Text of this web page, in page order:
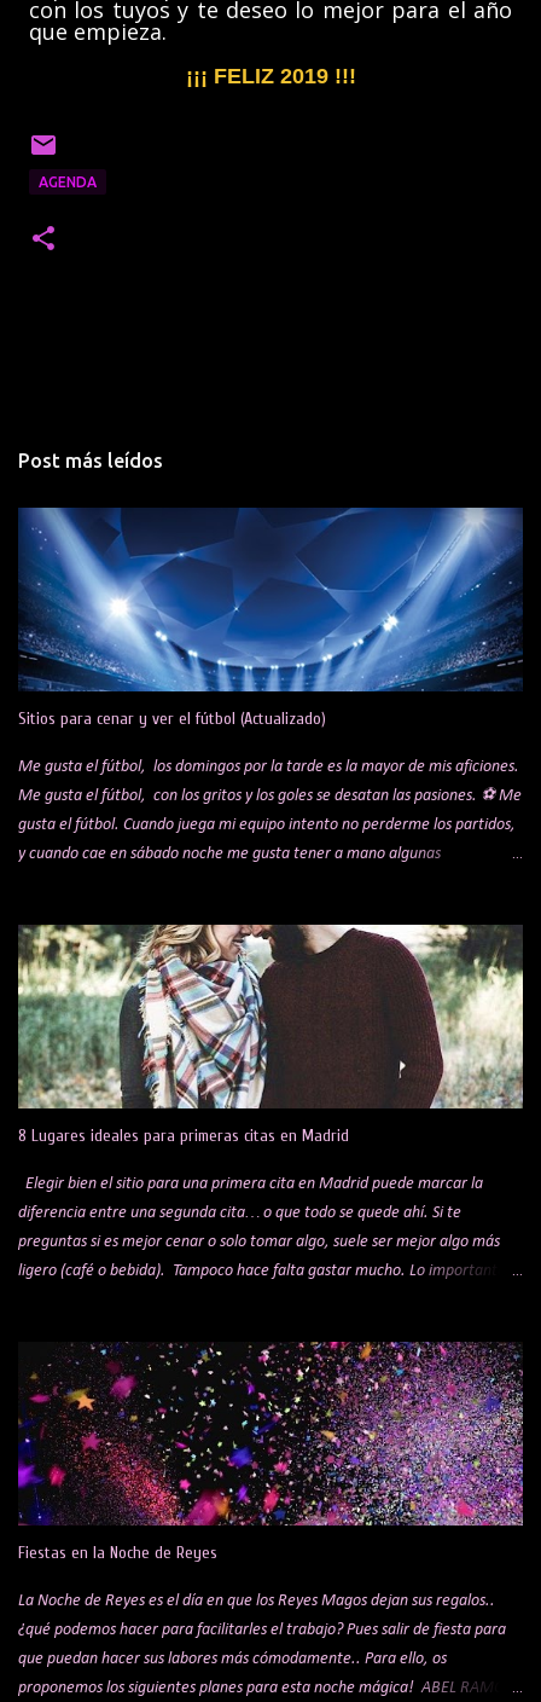
con los tuyos y te deseo lo mejor para el año
que empieza.
¡¡¡ FELIZ 2019 !!!
AGENDA
Post más leídos
Sitios para cenar y ver el fútbol (Actualizado)
Me gusta el fútbol, los domingos por la tarde es la mayor de mis aficiones.
Me gusta el fútbol, con los gritos y los goles se desatan las pasiones. ⚽ Me
gusta el fútbol. Cuando juega mi equipo intento no perderme los partidos,
y cuando cae en sábado noche me gusta tener a mano algunas
puede interesar. Bar Koki Real Mítico bar de los hermanos López que hace
años se hicieron virales por sus celebraciones de los goles del Real Madrid.
Bar sobre todo para madridistas, con raciones buenísimas y muy buen
trato por parte del dueño, Jesús. Ambientazo en los partidos. Obligatorio
reservar mesa días antes. Está en Barajas, en la C/ de la Playa de San Juan,
13. La Liga 29's Legends Me han hablado muy bien de este restaurante,
por to...
8 Lugares ideales para primeras citas en Madrid
Elegir bien el sitio para una primera cita en Madrid puede marcar la
diferencia entre una segunda cita… o que todo se quede ahí. Si te
preguntas si es mejor cenar o solo tomar algo, suele ser mejor algo más
ligero (café o bebida). Tampoco hace falta gastar mucho. Lo importante
voz. Sabemos que es una elección muy personal; para gustos, colores, pero
si te has quedado sin ideas, aquí tienes algunas sugerencias que pueden
ayudarte a acertar. Antes de elegir el sitio, hay tres cosas clave que
pueden mejorar muchísimo la experiencia: Un buen perfume: Love Me de
Tous para ella y Scalpers The Club para él Ropa adecuada (ni demasiado
formal ni demasiado descuidado) Detalles básicos (aliento, aspecto) 1.
es uno de los mercados de ...
Fiestas en la Noche de Reyes
La Noche de Reyes es el día en que los Reyes Magos dejan sus regalos..
¿qué podemos hacer para facilitarles el trabajo? Pues salir de fiesta para
que puedan hacer sus labores más cómodamente.. Para ello, os
proponemos los siguientes planes para esta noche mágica! ABEL RAMOS